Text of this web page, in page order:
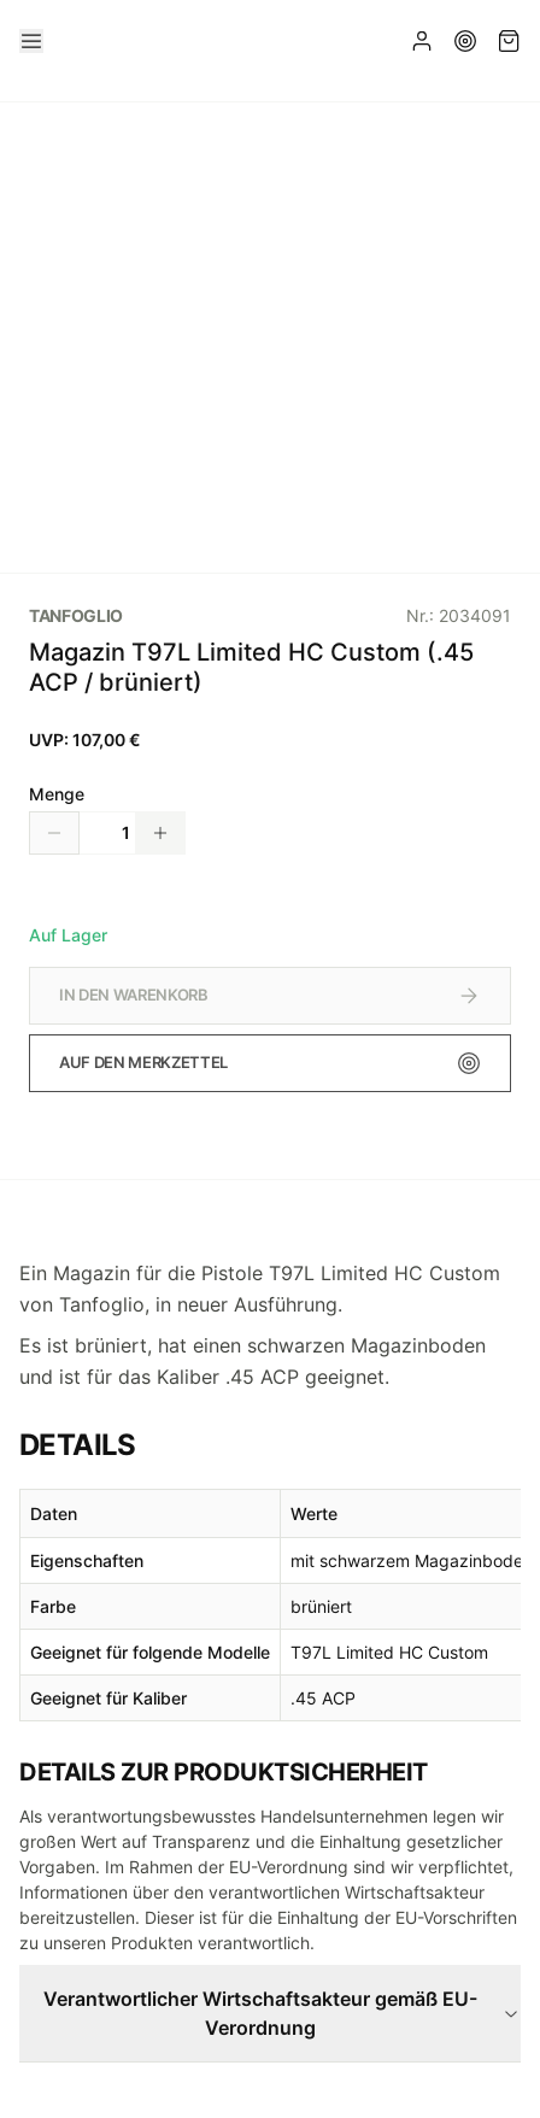
TANFOGLIO Nr.: 2034091
Magazin T97L Limited HC Custom (.45
ACP / brüniert)
UVP: 107,00 €
Menge
Auf Lager
IN DEN WARENKORB
AUF DEN MERKZETTEL
Ein Magazin für die Pistole T97L Limited HC Custom
von Tanfoglio, in neuer Ausführung.
Es ist brüniert, hat einen schwarzen Magazinboden
und ist für das Kaliber .45 ACP geeignet.
DETAILS
Daten Werte
Eigenschaften mit schwarzem Magazinboden
Farbe brüniert
Geeignet für folgende Modelle T97L Limited HC Custom
Geeignet für Kaliber .45 ACP
DETAILS ZUR PRODUKTSICHERHEIT
Als verantwortungsbewusstes Handelsunternehmen legen wir
großen Wert auf Transparenz und die Einhaltung gesetzlicher
Vorgaben. Im Rahmen der EU-Verordnung sind wir verpflichtet,
Informationen über den verantwortlichen Wirtschaftsakteur
bereitzustellen. Dieser ist für die Einhaltung der EU-Vorschriften
zu unseren Produkten verantwortlich.
Verantwortlicher Wirtschaftsakteur gemäß EU-
Verordnung